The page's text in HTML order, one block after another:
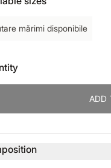
mărimi disponibile
ADD